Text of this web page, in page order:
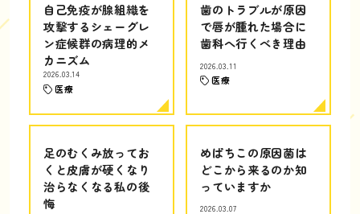
自己免疫が腺組織を
攻撃するシェーグレ
ン症候群の病理的メ
カニズム
2026.03.14
医療
歯のトラブルが原因
で唇が腫れた場合に
歯科へ行くべき理由
2026.03.11
医療
足のむくみ放ってお
くと皮膚が硬くなり
治らなくなる私の後
悔
めばちこの原因菌は
どこから来るのか知
っていますか
2026.03.07